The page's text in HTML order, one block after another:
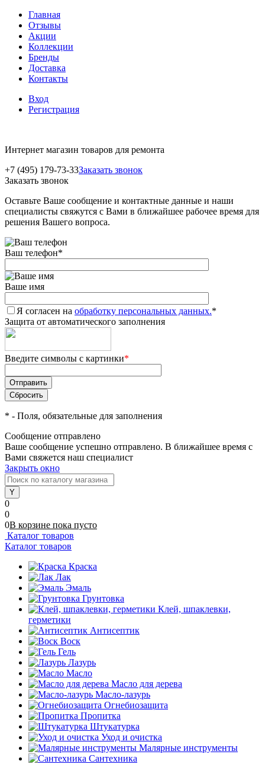
Главная
Отзывы
Акции
Коллекции
Бренды
Доставка
Контакты
Вход
Регистрация
Интернет магазин товаров для ремонта
+7 (495) 179-73-33Заказать звонок
Заказать звонок
Оставьте Ваше сообщение и контактные данные и наши
специалисты свяжутся с Вами в ближайшее рабочее время для
решения Вашего вопроса.
Ваш телефон*
Ваше имя
Я согласен на обработку персональных данных.*
Защита от автоматического заполнения
Введите символы с картинки*
* - Поля, обязательные для заполнения
Сообщение отправлено
Ваше сообщение успешно отправлено. В ближайшее время с
Вами свяжется наш специалист
Закрыть окно
0
0
0В корзине пока пусто
Каталог товаров
Каталог товаров
Краска
Лак
Эмаль
Грунтовка
Клей, шпаклевки,
герметики
Антисептик
Воск
Гель
Лазурь
Масло
Масло для дерева
Масло-лазурь
Огнебиозащита
Пропитка
Штукатурка
Уход и очистка
Малярные инструменты
Сантехника